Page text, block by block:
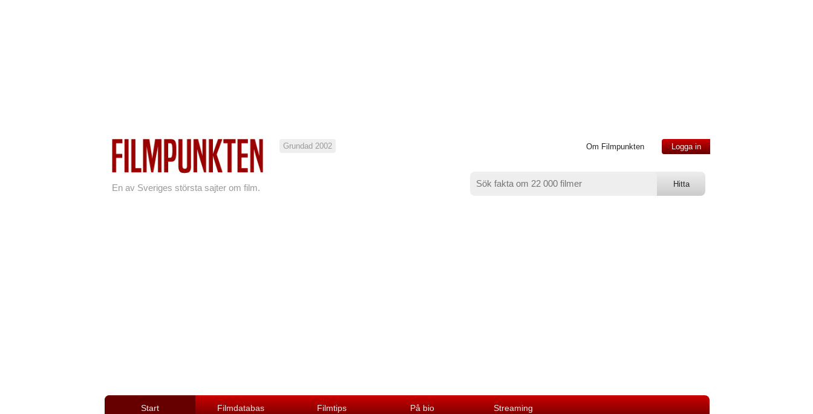
En av Sveriges största sajter om film.
Grundad 2002 Om Filmpunkten Logga in
Start Filmdatabas Filmtips På bio Streaming